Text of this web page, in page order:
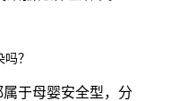
？
于母婴安全型，分